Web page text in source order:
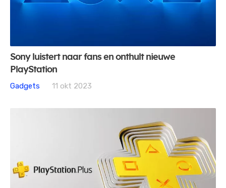
Sony luistert naar fans en onthult nieuwe
PlayStation
Gadgets
11 okt 2023